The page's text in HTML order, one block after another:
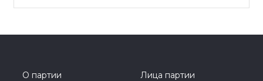
О партии
Лица партии